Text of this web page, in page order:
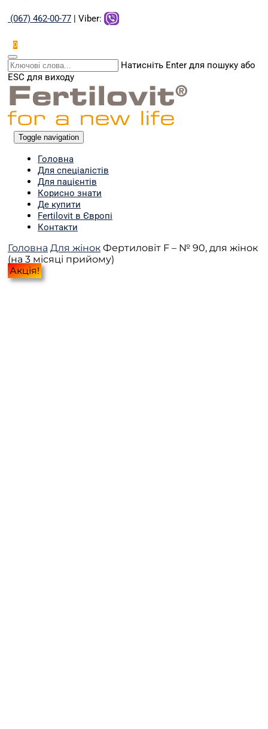
(067) 462-00-77 | Viber:
0
Натисніть Enter для пошуку або
ESC для виходу
Toggle navigation
Головна
Для спеціалістів
Для пацієнтів
Корисно знати
Де купити
Fertilovit в Європі
Контакти
Головна Для жінок Фертиловіт F – № 90, для жінок
(на 3 місяці прийому)
Акція!